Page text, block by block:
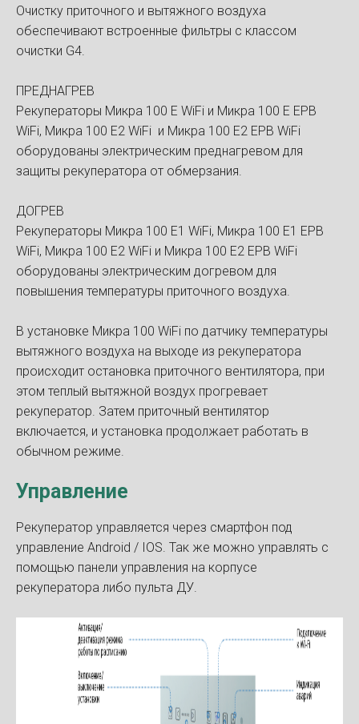
Очистку приточного и вытяжного воздуха
обеспечивают встроенные фильтры с классом
очистки G4.
ПРЕДНАГРЕВ
Рекуператоры Микра 100 Е WiFi и Микра 100 Е ЕРВ
WiFi, Микра 100 Е2 WiFi и Микра 100 Е2 ЕРВ WiFi
оборудованы электрическим преднагревом для
защиты рекуператора от обмерзания.
ДОГРЕВ
Рекуператоры Микра 100 Е1 WiFi, Микра 100 Е1 ЕРВ
WiFi, Микра 100 Е2 WiFi и Микра 100 Е2 ЕРВ WiFi
оборудованы электрическим догревом для
повышения температуры приточного воздуха.
В установке Микра 100 WiFi по датчику температуры
вытяжного воздуха на выходе из рекуператора
происходит остановка приточного вентилятора, при
этом теплый вытяжной воздух прогревает
рекуператор. Затем приточный вентилятор
включается, и установка продолжает работать в
обычном режиме.
Управление
Рекуператор управляется через смартфон под
управление Android / IOS. Так же можно управлять с
помощью панели управления на корпусе
рекуператора либо пульта ДУ.